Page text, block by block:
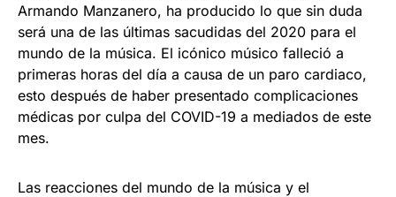
Armando Manzanero, ha producido lo que sin duda
será una de las últimas sacudidas del 2020 para el
mundo de la música. El icónico músico falleció a
primeras horas del día a causa de un paro cardiaco,
esto después de haber presentado complicaciones
médicas por culpa del COVID-19 a mediados de este
mes.
Las reacciones del mundo de la música y el